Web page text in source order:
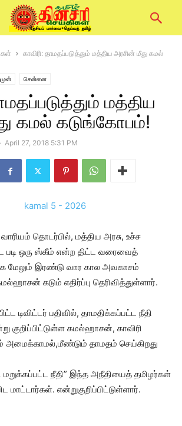
காவிரி: தாமதப்படுத்தும் மத்திய அரசின் மீது கமல்
சென்னை
மத்திய
கமல் கடுங்கோபம்!
April 27, 2018 5:31 PM
தொடர்பில், மத்திய அரசு, உச்ச
படி ஒரு ஸ்கீம் என்ற திட்ட வரைவைத்
மேலும் இரண்டு வார கால அவகாசம்
கடும் எதிர்ப்பு தெரிவித்துள்ளார்.
டிவிட்டர் பதிவில், தாமதிக்கப்பட்ட நீதி
குறிப்பிட்டுள்ள கமல்ஹாசன், காவிரி
அமைக்காமல்,மீண்டும் தாமதம் செய்கிறது
மறுக்கப்பட்ட நீதி” இந்த அநீதியைத் தமிழர்கள்
மாட்டார்கள். என்றுகுறிப்பிட்டுள்ளார்.